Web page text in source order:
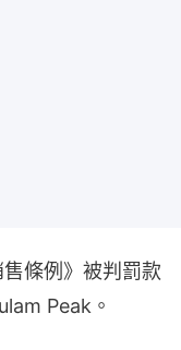
條例》被判罰款
Peak。